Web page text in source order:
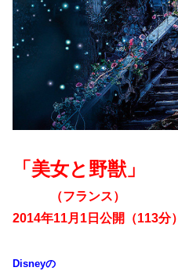
「美女と野獣」
（フランス）
2014年11月1日公開（113分）
Disneyの